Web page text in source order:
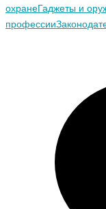
охранеГаджеты и
профессии